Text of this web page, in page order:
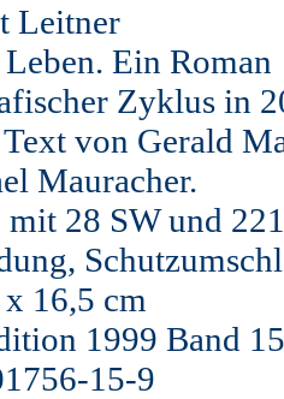
Leitner
Ein Roman
Zyklus in
von Gerald
Mauracher.
mit 28 SW und
16,5 cm
1999 Band 15
15-9